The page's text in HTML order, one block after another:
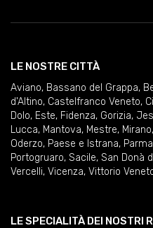
LE NOSTRE CITTÀ
Aviano, Bassano del Grappa,
d'Altino, Castelfranco Veneto,
Dolo, Este, Fidenza, Gorizia,
Lucca, Mantova, Mestre, Mirano,
Oderzo, Paese e Istrana, Parma
Portogruaro, Sacile, San Donà
Vercelli, Vicenza, Vittorio
LE SPECIALITÀ DEI NOSTRI